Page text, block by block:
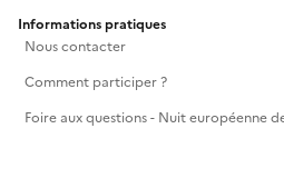
Informations pratiques
Nous contacter
Comment participer ?
Foire aux questions - Nuit européenne